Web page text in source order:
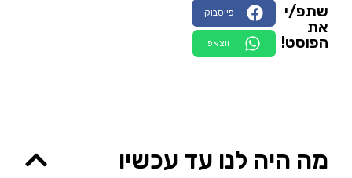
שתפ/י
את
הפוסט!
פייסבוק
ווצאפ
מה היה לנו עד עכשיו